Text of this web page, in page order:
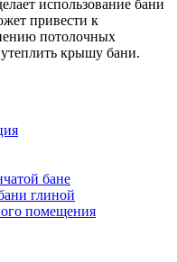
использование бани
привести к
потолочных
крышу бани.
бане
глиной
помещения